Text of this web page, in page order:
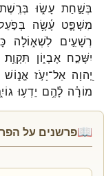
בְּשַׁ֣חַת עָשׂ֑וּ
מִשְׁפָּ֪ט עָ֫שָׂ֥ה
רְשָׁעִ֣ים לִשְׁא֑וֹלָה
יִשָּׁכַ֣ח אֶבְי֑וֹן תִּקְוַ֥ת
יְ֭הוָה אַל־יָעֹ֣ז אֱנ֑וֹשׁ
מוֹרָ֗ה לָ֫הֶ֥ם יֵדְע֥וּ
📖פרשנים על